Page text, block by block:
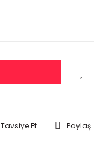
Tavsiye Et Paylaş